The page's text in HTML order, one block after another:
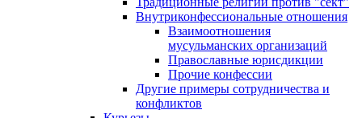
Внутриконфессиональные отношения
Взаимоотношения
мусульманских организаций
Православные юрисдикции
Прочие конфессии
Другие примеры сотрудничества и
конфликтов